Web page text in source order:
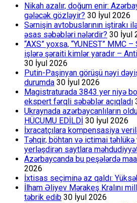
Nikah azalır, doğum enir:
gələcək gözləyir? 30 İyul 2026
Sərnişin avtobuslarının iştirakı
əsas səbəbləri nələrdir? 30 İyul
“AXS” yoxsa, “YUNEST” MMC
işlərə şəraiti kimlər yaradır –
30 İyul 2026
Putin-Paşinyan görüşü nəyi
durumda 30 İyul 2026
Magistraturada 3843 yer niyə
ekspert fərqli səbəblər açıqladı
Ukraynada azərbaycanlıların
HÜCUMU EDİLDİ 30 İyul 2026
İxracatçılara kompensasiya
Təhqir, böhtan və ictimai
yerləşdirən saytlara
Azərbaycanda bu peşələrdə
2026
İxtisas seçiminə az qaldı:
İlham Əliyev Mərakeş Kralını
təbrik edib 30 İyul 2026